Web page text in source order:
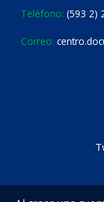
Teléfono: (593 2)
Correo: